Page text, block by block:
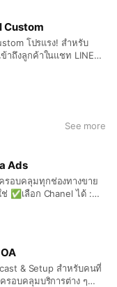
Custom
โปรแรง! สำหรับ
าถึงลูกค้าในแชท LINE
See more
Ads
อบคลุมทุกช่องทางขาย
:
ย 💚❤
& Setup สำหรับคนที่
รอบคลุมบริการต่าง ๆ